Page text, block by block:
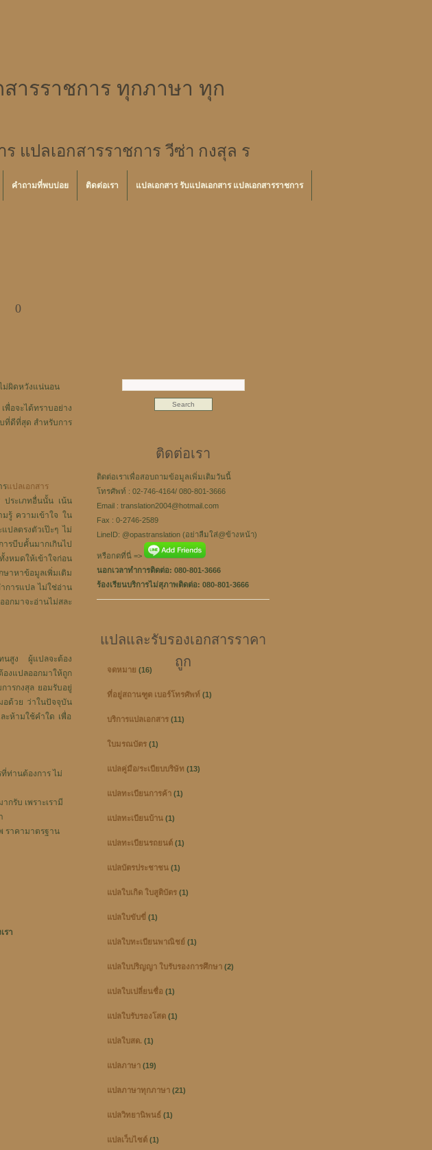
สารราชการ ทุกภาษา ทุก
ร แปลเอกสารราชการ วีซ่า กงสุล ร
คำถามที่พบบ่อย ติดต่อเรา แปลเอกสาร รับแปลเอกสาร แปลเอกสารราชการ
0
ม่ผิดหวังแน่นอน
พื่อจะได้ทราบอย่าง
ที่ดีที่สุด สำหรับการ
รแปลเอกสาร
ประเภทอื่นนั้น เน้น
รู้ ความเข้าใจ ใน
ปลตรงตัวเป๊ะๆ ไม่
ารบีบคั้นมากเกินไป
หมดให้เข้าใจก่อน
าหาข้อมูลเพิ่มเติม
การแปล ไม่ใช่อ่าน
มาจะอ่านไม่สละ
นสูง ผู้แปลจะต้อง
องแปลออกมาให้ถูก
ารกงสุล ยอมรับอยู่
อด้วย ว่าในปัจจุบัน
ะห้ามใช้คำใด เพื่อ
ท่านต้องการ ไม่
รับ เพราะเรามี
ราคามาตรฐาน
รา
ติดต่อเรา
ติดต่อเราเพื่อสอบถามข้อมูลเพิ่มเติมวันนี้
โทรศัพท์ : 02-746-4164/ 080-801-3666
Email : translation2004@hotmail.com
Fax : 0-2746-2589
LineID: @opastranslation (อย่าลืมใส่@ข้างหน้า)
หรือกดที่นี่ =>
นอกเวลาทำการติดต่อ: 080-801-3666
ร้องเรียนบริการไม่สุภาพติดต่อ: 080-801-3666
แปลและรับรองเอกสารราคา
ถูก
จดหมาย (16)
ที่อยู่สถานฑูต เบอร์โทรศัพท์ (1)
บริการแปลเอกสาร(11)
ใบมรณบัตร(1)
แปลคู่มือ/ระเบียบบริษัท (13)
แปลทะเบียนการค้า(1)
แปลทะเบียนบ้าน(1)
แปลทะเบียนรถยนต์(1)
แปลบัตรประชาชน(1)
แปลใบเกิด ใบสูติบัตร(1)
แปลใบขับขี่ (1)
แปลใบทะเบียนพาณิชย์ (1)
แปลใบปริญญา ใบรับรองการศึกษา(2)
แปลใบเปลี่ยนชื่อ (1)
แปลใบรับรองโสด(1)
แปลใบสด. (1)
แปลภาษา(19)
แปลภาษาทุกภาษา(21)
แปลวิทยานิพนธ์ (1)
แปลเว็บไซต์(1)